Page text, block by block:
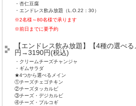
・杏仁豆腐
・エンドレス飲み放題（L.O.22：30）
※2名様～80名様で承ります
※前日までに要予約
【エンドレス飲み放題】【4種の選べ
円→3190円(税込)
・クリームチーズチャンジャ
・ギムサラダ
★4つから選べるメイン
①チーズチェゴチキン
②チーズタッカルビ
③チーズ・デジカルビ
④チーズ・プルコギ